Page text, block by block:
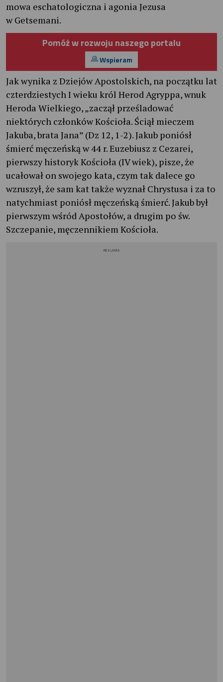
mowa eschatologiczna i agonia Jezusa
w Getsemani.
Pomóż w rozwoju naszego portalu
Wspieram
Jak wynika z Dziejów Apostolskich, na początku lat
czterdziestych I wieku król Herod Agryppa, wnuk
Heroda Wielkiego, „zaczął prześladować
niektórych członków Kościoła. Ściął mieczem
Jakuba, brata Jana” (Dz 12, 1-2). Jakub poniósł
śmierć męczeńską w 44 r. Euzebiusz z Cezarei,
pierwszy historyk Kościoła (IV wiek), pisze, że
ucałował on swojego kata, czym tak dalece go
wzruszył, że sam kat także wyznał Chrystusa i za to
natychmiast poniósł męczeńską śmierć. Jakub był
pierwszym wśród Apostołów, a drugim po św.
Szczepanie, męczennikiem Kościoła.
REKLAMA